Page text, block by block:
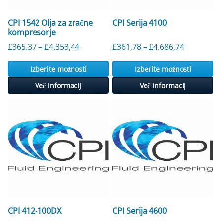
CPI 1542 Olja za zračne
kompresorje
£365.37–£4.353,44Cenovni razpon: od 365,37 £ do
Izberite možnosti
Več informacij
CPI Serija 4100
£361,78–£4.686,74Cenovni
Izberite možnosti
Več informacij
CPI 412-100DX
CPI Serija 4600